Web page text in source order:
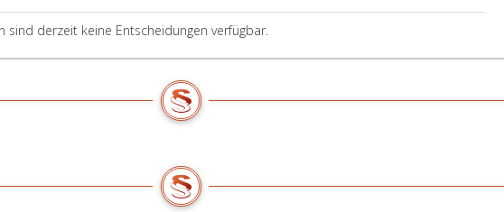
sind derzeit keine Entscheidungen verfügbar.